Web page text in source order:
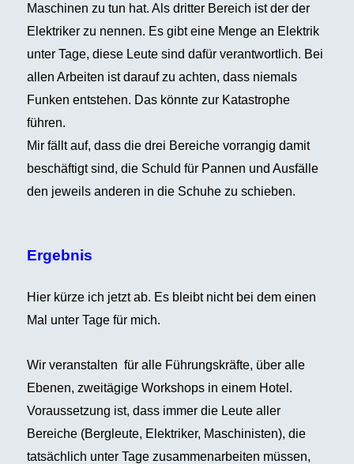
Maschinen zu tun hat. Als dritter Bereich ist der der
Elektriker zu nennen. Es gibt eine Menge an Elektrik
unter Tage, diese Leute sind dafür verantwortlich. Bei
allen Arbeiten ist darauf zu achten, dass niemals
Funken entstehen. Das könnte zur Katastrophe
führen.
Mir fällt auf, dass die drei Bereiche vorrangig damit
beschäftigt sind, die Schuld für Pannen und Ausfälle
den jeweils anderen in die Schuhe zu schieben.
Ergebnis
Hier kürze ich jetzt ab. Es bleibt nicht bei dem einen
Mal unter Tage für mich.
Wir veranstalten für alle Führungskräfte, über alle
Ebenen, zweitägige Workshops in einem Hotel.
Voraussetzung ist, dass immer die Leute aller
Bereiche (Bergleute, Elektriker, Maschinisten), die
tatsächlich unter Tage zusammenarbeiten müssen,